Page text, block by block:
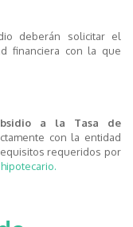
deberán solicitar el
financiera con la que
a la Tasa de
con la entidad
requeridos por